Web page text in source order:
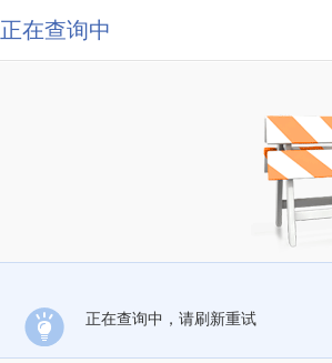
正在查询中
正在查询中，请刷新重试